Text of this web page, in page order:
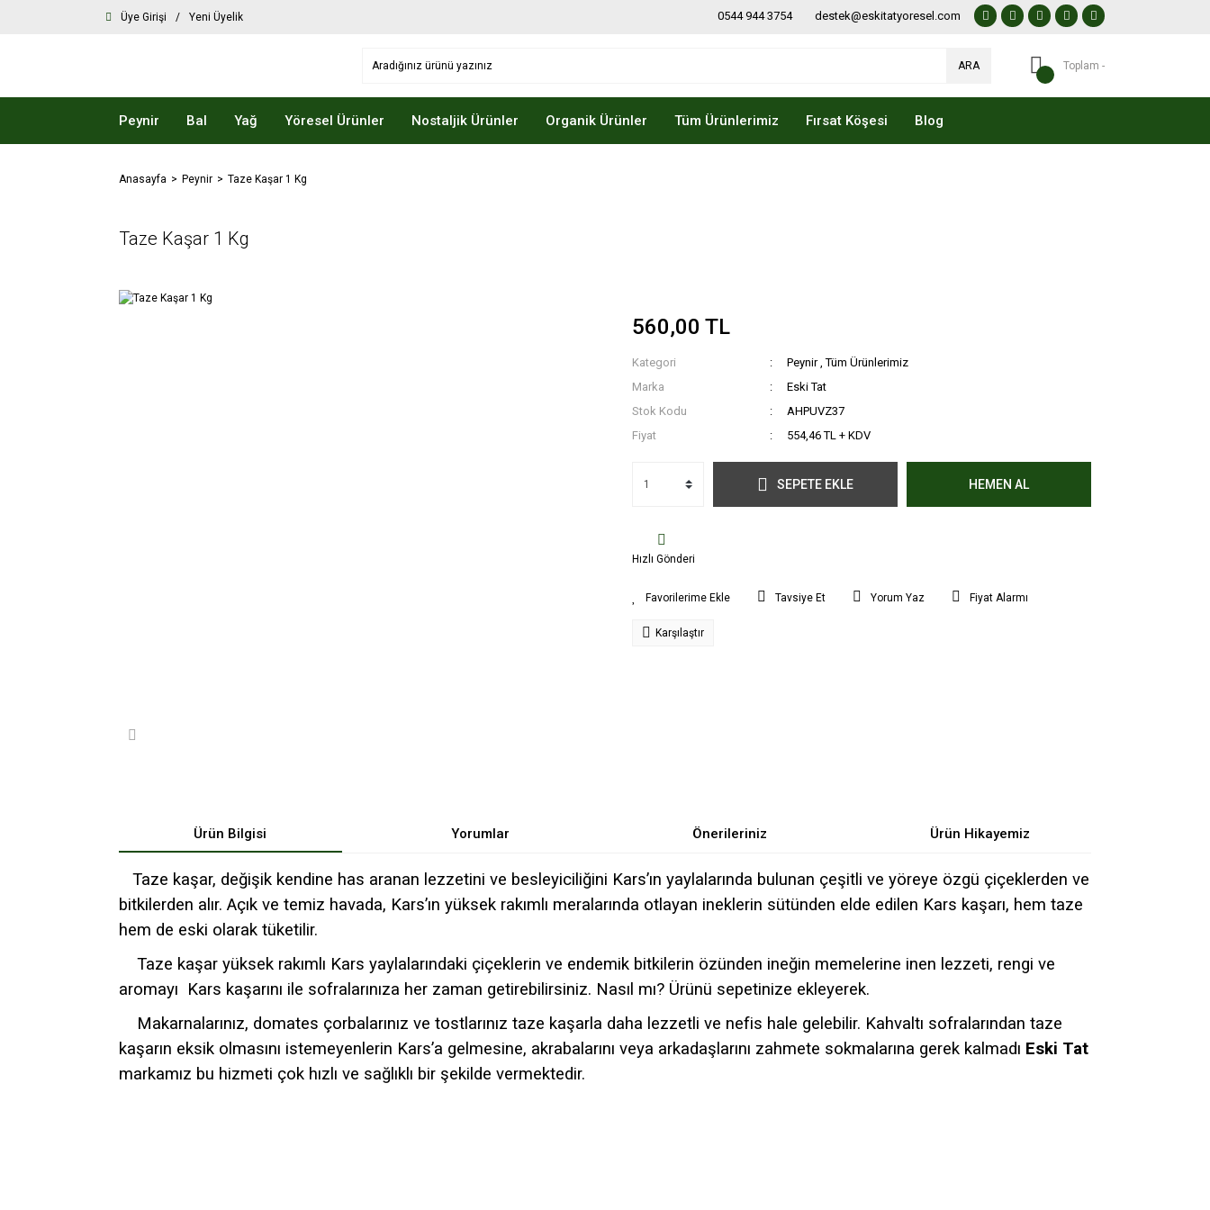
Üye Girişi / Yeni Üyelik 0544 944 3754 destek@eskitatyoresel.com
ARA Toplam -
Peynir Bal Yağ Yöresel Ürünler Nostaljik Ürünler Organik Ürünler Tüm Ürünlerimiz Fırsat Köşesi Blog
Anasayfa Peynir Taze Kaşar 1 Kg
Taze Kaşar 1 Kg
560,00 TL
Kategori Peynir ,Tüm Ürünlerimiz
Marka
Eski Tat
Stok Kodu
AHPUVZ37
Fiyat
554,46 TL + KDV
SEPETE EKLE HEMEN AL
Hızlı Gönderi
Tavsiye Et Yorum Yaz Fiyat Alarmı
Karşılaştır
Ürün Bilgisi Yorumlar Önerileriniz Ürün Hikayemiz
Taze kaşar, değişik kendine has aranan lezzetini ve besleyiciliğini Kars’ın yaylalarında bulunan çeşitli ve yöreye özgü çiçeklerden ve
bitkilerden alır. Açık ve temiz havada, Kars’ın yüksek rakımlı meralarında otlayan ineklerin sütünden elde edilen Kars kaşarı, hem taze
hem de eski olarak tüketilir.
Taze kaşar yüksek rakımlı Kars yaylalarındaki çiçeklerin ve endemik bitkilerin özünden ineğin memelerine inen lezzeti, rengi ve
aromayı Kars kaşarını ile sofralarınıza her zaman getirebilirsiniz. Nasıl mı? Ürünü sepetinize ekleyerek.
Makarnalarınız, domates çorbalarınız ve tostlarınız taze kaşarla daha lezzetli ve nefis hale gelebilir. Kahvaltı sofralarından taze
kaşarın eksik olmasını istemeyenlerin Kars’a gelmesine, akrabalarını veya arkadaşlarını zahmete sokmalarına gerek kalmadı Eski Tat
markamız bu hizmeti çok hızlı ve sağlıklı bir şekilde vermektedir.